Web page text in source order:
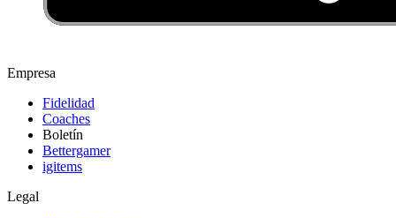
Empresa
Fidelidad
Coaches
Boletín
Bettergamer
igitems
Legal